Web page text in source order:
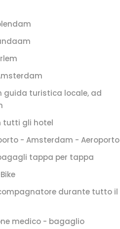
guida turistica locale, ad
tutti gli hotel
- Amsterdam - Aeroporto
tappa per tappa
durante tutto il
medico - bagaglio